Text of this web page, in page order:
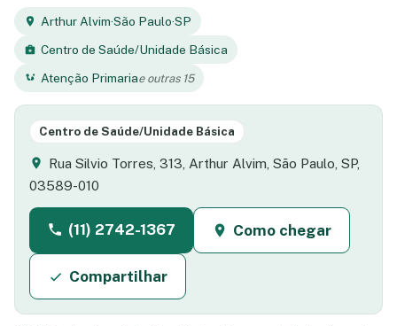
Arthur Alvim·São Paulo·SP
Centro de Saúde/Unidade Básica
Atenção Primariae outras 15
Centro de Saúde/Unidade Básica
Rua Silvio Torres, 313, Arthur Alvim, São Paulo, SP,
03589-010
(11) 2742-1367 Como chegar
Compartilhar